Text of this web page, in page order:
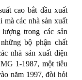
cao bắt đầu xuất
các nhà sản xuất
trong các sản
bộ phận chất
nhà sản xuất điện
1-1987, một tiêu
năm 1997, đòi hỏi